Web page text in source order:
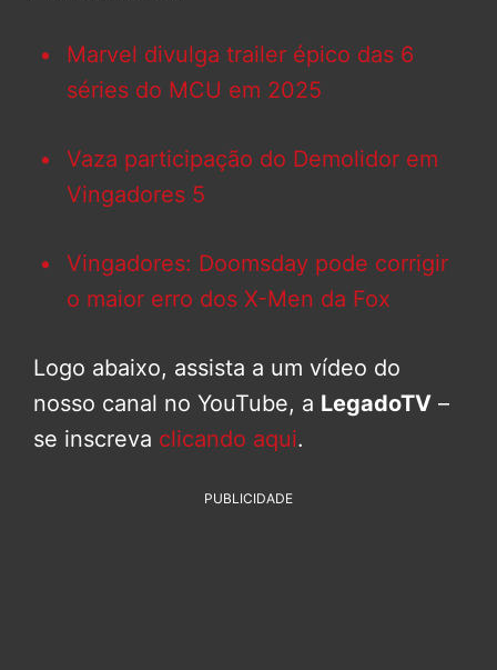
Marvel divulga trailer épico das 6
séries do MCU em 2025
Vaza participação do Demolidor em
Vingadores 5
Vingadores: Doomsday pode corrigir
o maior erro dos X-Men da Fox
Logo abaixo, assista a um vídeo do
nosso canal no YouTube, a LegadoTV –
se inscreva clicando aqui.
PUBLICIDADE